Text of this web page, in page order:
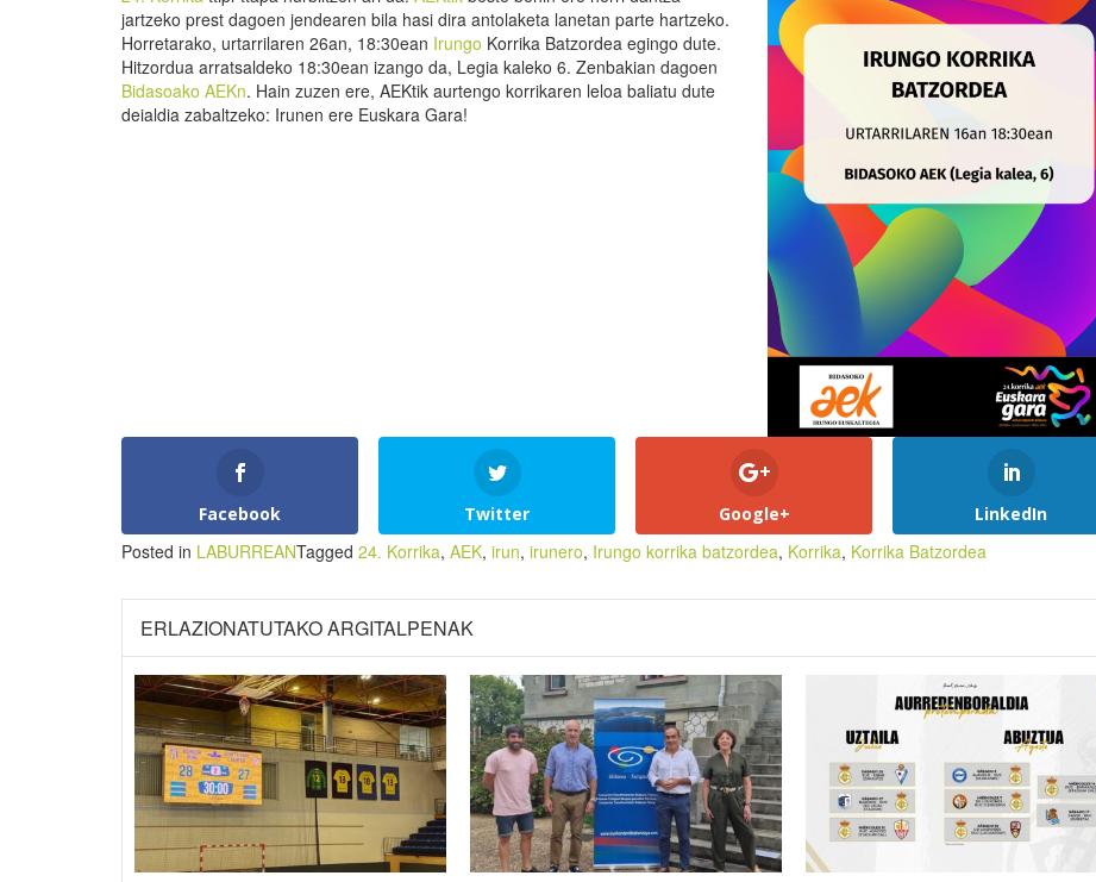
jartzeko prest dagoen jendearen bila hasi dira antolaketa lanetan parte hartzeko.
Horretarako, urtarrilaren 26an, 18:30ean Irungo Korrika Batzordea egingo dute.
Hitzordua arratsaldeko 18:30ean izango da, Legia kaleko 6. Zenbakian dagoen
Bidasoako AEKn. Hain zuzen ere, AEKtik aurtengo korrikaren leloa baliatu dute
deialdia zabaltzeko: Irunen ere Euskara Gara!
Facebook Twitter Google+ LinkedIn
Posted in LABURREANTagged 24. Korrika, AEK, irun, irunero, Irungo korrika batzordea, Korrika, Korrika Batzordea
ERLAZIONATUTAKO ARGITALPENAK